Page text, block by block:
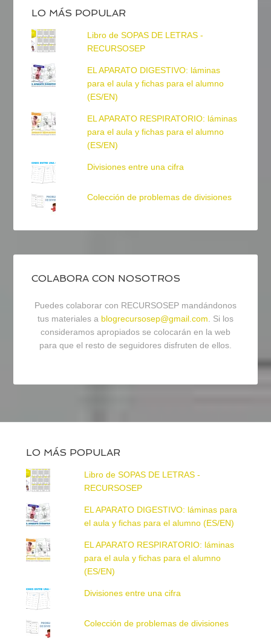
LO MÁS POPULAR
Libro de SOPAS DE LETRAS -
RECURSOSEP
EL APARATO DIGESTIVO: láminas
para el aula y fichas para el alumno
(ES/EN)
EL APARATO RESPIRATORIO: láminas
para el aula y fichas para el alumno
(ES/EN)
Divisiones entre una cifra
Colección de problemas de divisiones
COLABORA CON NOSOTROS
Puedes colaborar con RECURSOSEP mandándonos
tus materiales a blogrecursosep@gmail.com . Si los
consideramos apropiados se colocarán en la web
para que el resto de seguidores disfruten de ellos.
LO MÁS POPULAR
Libro de SOPAS DE LETRAS -
RECURSOSEP
EL APARATO DIGESTIVO: láminas para
el aula y fichas para el alumno (ES/EN)
EL APARATO RESPIRATORIO: láminas
para el aula y fichas para el alumno
(ES/EN)
Divisiones entre una cifra
Colección de problemas de divisiones